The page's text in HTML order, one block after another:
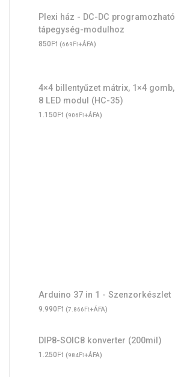
Plexi ház - DC-DC programozható
tápegység-modulhoz
850Ft (669Ft+ÁFA)
4×4 billentyűzet mátrix, 1×4 gomb,
8 LED modul (HC-35)
1.150Ft (906Ft+ÁFA)
Arduino 37 in 1 - Szenzorkészlet
9.990Ft (7.866Ft+ÁFA)
DIP8-SOIC8 konverter (200mil)
1.250Ft (984Ft+ÁFA)